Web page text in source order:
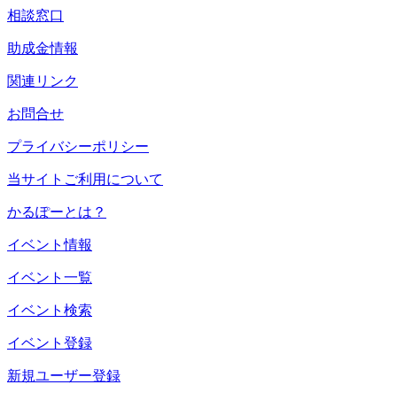
相談窓口
助成金情報
関連リンク
お問合せ
プライバシーポリシー
当サイトご利用について
かるぽーとは？
イベント情報
イベント一覧
イベント検索
イベント登録
新規ユーザー登録